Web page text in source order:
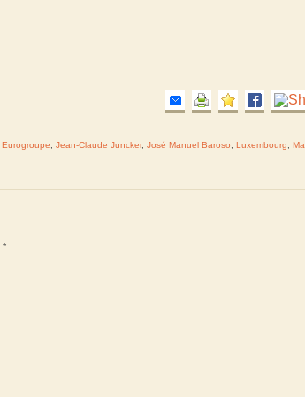
Eurogroupe, Jean-Claude Juncker, José Manuel Baroso, Luxembourg,
*